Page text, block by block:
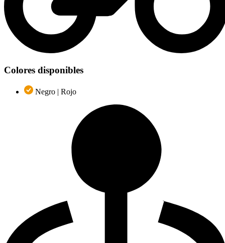
Colores disponibles
Negro | Rojo